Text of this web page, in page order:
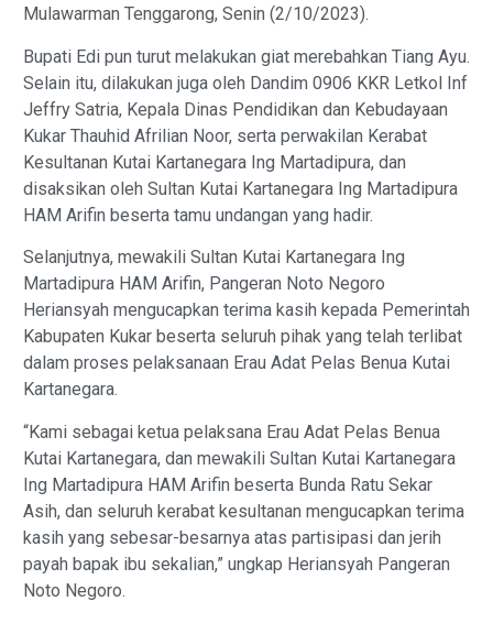
Mulawarman Tenggarong, Senin (2/10/2023).
Bupati Edi pun turut melakukan giat merebahkan Tiang Ayu.
Selain itu, dilakukan juga oleh Dandim 0906 KKR Letkol Inf
Jeffry Satria, Kepala Dinas Pendidikan dan Kebudayaan
Kukar Thauhid Afrilian Noor, serta perwakilan Kerabat
Kesultanan Kutai Kartanegara Ing Martadipura, dan
disaksikan oleh Sultan Kutai Kartanegara Ing Martadipura
HAM Arifin beserta tamu undangan yang hadir.
Selanjutnya, mewakili Sultan Kutai Kartanegara Ing
Martadipura HAM Arifin, Pangeran Noto Negoro
Heriansyah mengucapkan terima kasih kepada Pemerintah
Kabupaten Kukar beserta seluruh pihak yang telah terlibat
dalam proses pelaksanaan Erau Adat Pelas Benua Kutai
Kartanegara.
“Kami sebagai ketua pelaksana Erau Adat Pelas Benua
Kutai Kartanegara, dan mewakili Sultan Kutai Kartanegara
Ing Martadipura HAM Arifin beserta Bunda Ratu Sekar
Asih, dan seluruh kerabat kesultanan mengucapkan terima
kasih yang sebesar-besarnya atas partisipasi dan jerih
payah bapak ibu sekalian,” ungkap Heriansyah Pangeran
Noto Negoro.